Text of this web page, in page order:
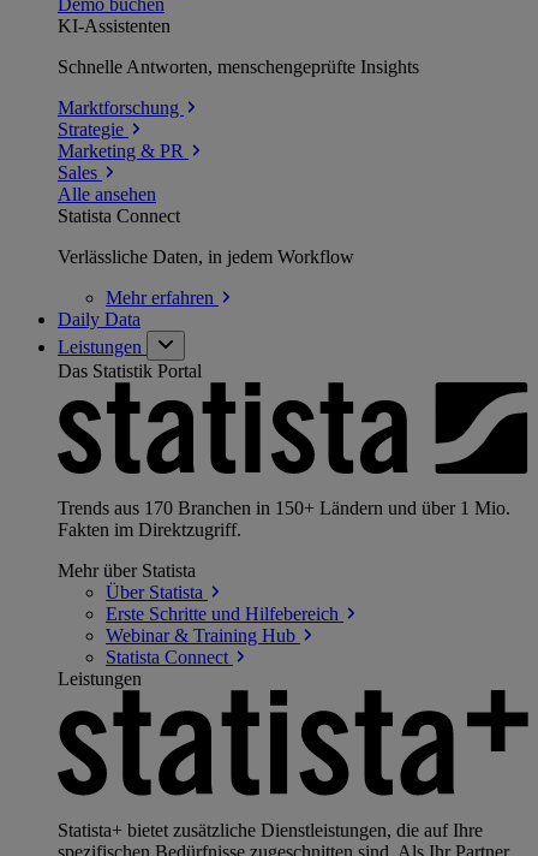
KI-Assistenten
Schnelle Antworten, menschengeprüfte Insights
Marktforschung
Strategie
Marketing & PR
Sales
Alle ansehen
Statista Connect
Verlässliche Daten, in jedem Workflow
Mehrerfahren
Daily Data
Leistungen
Das Statistik Portal
Trends aus 170 Branchen in 150+ Ländern und über 1 Mio.
Fakten im Direktzugriff.
Mehr über Statista
Über Statista
Erste Schritte und Hilfebereich
Webinar & Training Hub
Statista Connect
Leistungen
Statista+ bietet zusätzliche Dienstleistungen, die auf Ihre
spezifischen Bedürfnisse zugeschnitten sind. Als Ihr Partner